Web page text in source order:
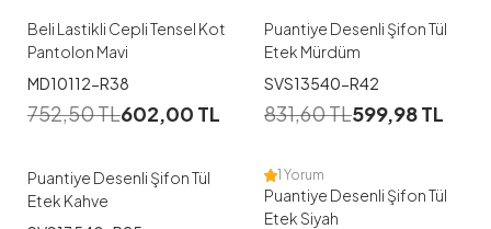
Beli Lastikli Cepli Tensel Kot
Pantolon Mavi
MD10112-R38
752,50TL602,00 TL
Puantiye Desenli Şifon Tül
Etek Mürdüm
SVS13540-R42
831,60TL599,98TL
S M L XL
Puantiye Desenli Şifon Tül
Etek Kahve
S M L XL
1 Yorum
Puantiye Desenli Şifon Tül
Etek Siyah